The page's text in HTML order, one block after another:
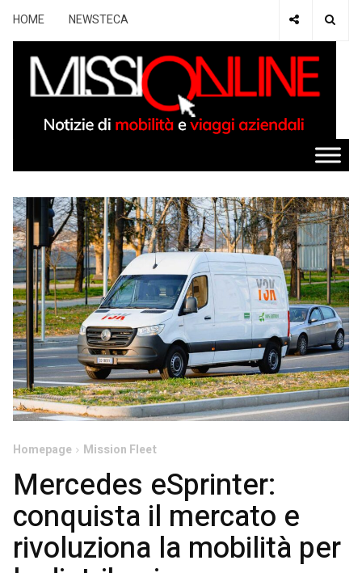
HOME NEWSTECA
Homepage Mission Fleet
Mercedes eSprinter:
conquista il mercato e
rivoluziona la mobilità per